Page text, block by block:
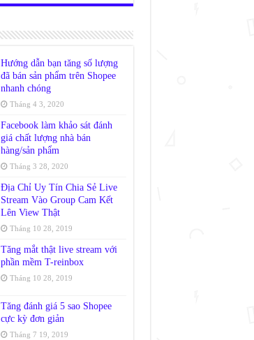
Hướng dẫn bạn tăng số lượng
đã bán sản phẩm trên Shopee
nhanh chóng
Tháng 4 3, 2020
Facebook làm khảo sát đánh
giá chất lượng nhà bán
hàng/sản phẩm
Tháng 3 28, 2020
Địa Chỉ Uy Tín Chia Sẻ Live
Stream Vào Group Cam Kết
Lên View Thật
Tháng 10 28, 2019
Tăng mắt thật live stream với
phần mềm T-reinbox
Tháng 10 28, 2019
Tăng đánh giá 5 sao Shopee
cực kỳ đơn giản
Tháng 7 19, 2019